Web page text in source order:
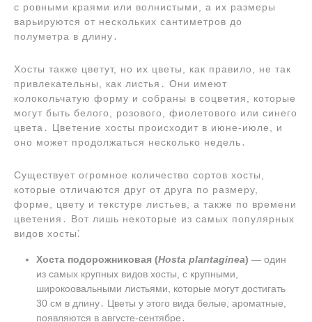
с ровными краями или волнистыми, а их размеры
варьируются от нескольких сантиметров до
полуметра в длину․
Хосты также цветут, но их цветы, как правило, не так
привлекательны, как листья․ Они имеют
колокольчатую форму и собраны в соцветия, которые
могут быть белого, розового, фиолетового или синего
цвета․ Цветение хосты происходит в июне-июле, и
оно может продолжаться несколько недель․
Существует огромное количество сортов хосты,
которые отличаются друг от друга по размеру,
форме, цвету и текстуре листьев, а также по времени
цветения․ Вот лишь некоторые из самых популярных
видов хосты⁚
Хоста подорожниковая (Hosta plantaginea) ― один
из самых крупных видов хосты, с крупными,
широкоовальными листьями, которые могут достигать
30 см в длину․ Цветы у этого вида белые, ароматные,
появляются в августе-сентябре․